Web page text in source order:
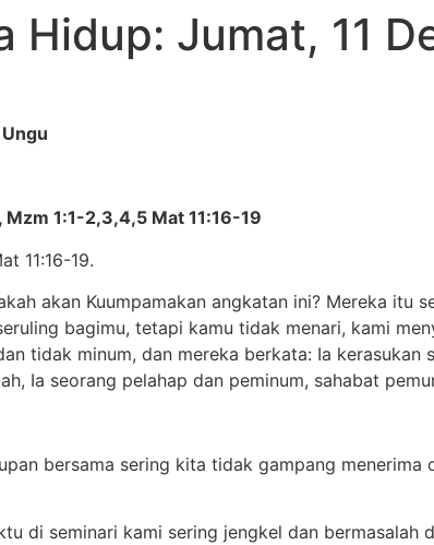
Hidup: Jumat, 11
Mzm 1:1-2,3,4,5 Mat 11:16-19
11:16-19.
akan Kuumpamakan angkatan ini? Mereka
bagimu, tetapi kamu tidak menari, kami
tidak minum, dan mereka berkata: Ia kerasukan
Ia seorang pelahap dan peminum, sahabat
bersama sering kita tidak gampang
di seminari kami sering jengkel dan